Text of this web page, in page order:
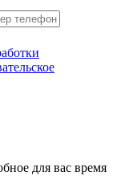
для вас время